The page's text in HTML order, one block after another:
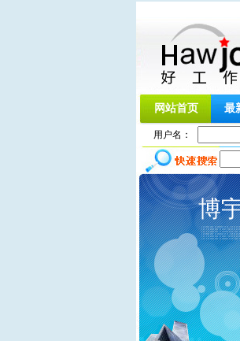
网站首页 最
用户名：
博